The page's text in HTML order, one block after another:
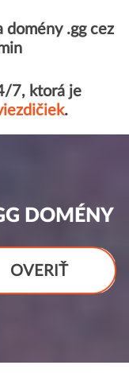
domény .gg cez
7, ktorá je
.
DOMÉNY
OVERIŤ